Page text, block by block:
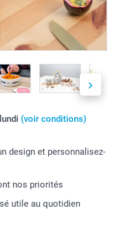
(voir conditions)
design et personnalisez-
nos priorités
utile au quotidien